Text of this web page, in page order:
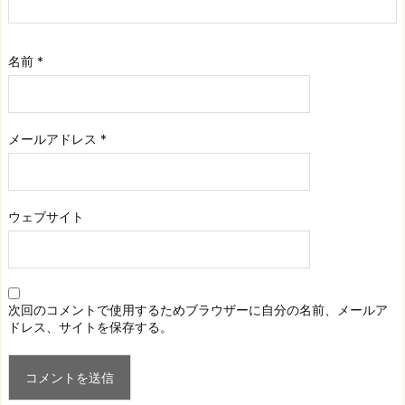
名前 *
メールアドレス *
ウェブサイト
次回のコメントで使用するためブラウザーに自分の名前、メールア
ドレス、サイトを保存する。